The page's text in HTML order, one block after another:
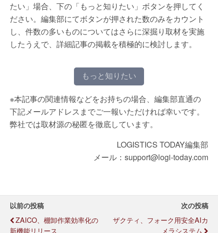
たい」場合、下の「もっと知りたい」ボタンを押してく
ださい。編集部にてボタンが押された数のみをカウント
し、件数の多いものについてはさらに深掘り取材を実施
したうえで、詳細記事の掲載を積極的に検討します。
もっと知りたい
※本記事の関連情報などをお持ちの場合、編集部直通の
下記メールアドレスまでご一報いただければ幸いです。
弊社では取材源の秘匿を徹底しています。
LOGISTICS TODAY編集部
メール：support@logi-today.com
以前の投稿
ZAICO、棚卸作業効率化の
新機能リリース
次の投稿
ザクティ、フォーク用安全AIカ
メラシステム